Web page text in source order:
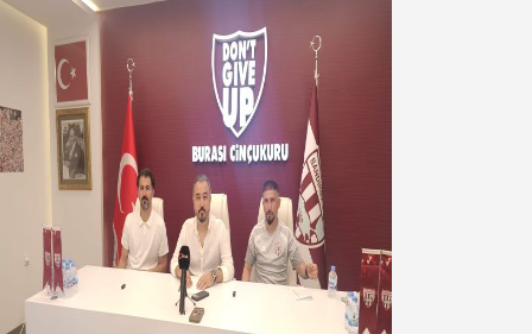
Oğuzbeyi : Transferlerde takımın
geleceğini, kulübün ekonomisini
düşündük